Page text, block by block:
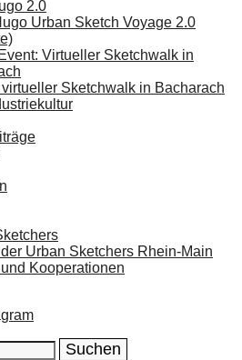
2.0
Urban Sketch Voyage 2.0
Virtueller Sketchwalk in
Sketchwalk in Bacharach
Urban Sketchers Rhein-Main
Kooperationen